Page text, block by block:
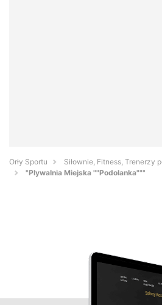
Orły Sportu
Siłownie, Fitness, Trenerzy
"Plywalnia Miejska ""Podolanka"""